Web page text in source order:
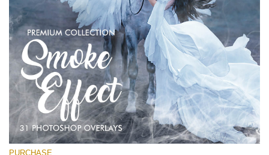
PURCHASE